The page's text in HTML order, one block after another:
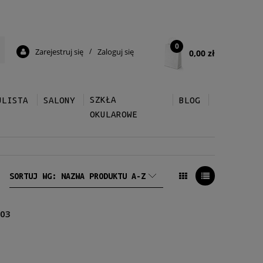
0,00 zł
0
Zarejestruj się / Zaloguj się
SALONY
SZKŁA
OKULAROWE
BLOG
SORTUJ WG: NAZWA PRODUKTU A-Z